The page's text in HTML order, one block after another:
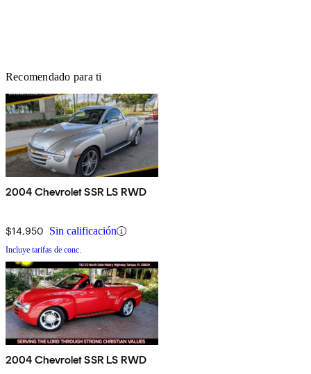
Recomendado para ti
2004 Chevrolet SSR LS RWD
$14,950 Sin calificación
Incluye tarifas de conc.
2004 Chevrolet SSR LS RWD